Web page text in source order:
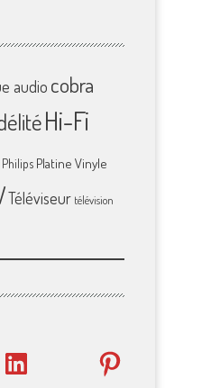
audio cobra
Hi-Fi
Philips Platine Vinyle
Téléviseur télévision
LinkedIn Pinterest